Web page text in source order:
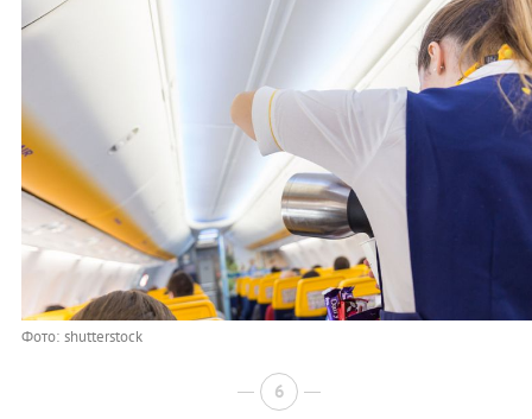
Фото: shutterstock
6